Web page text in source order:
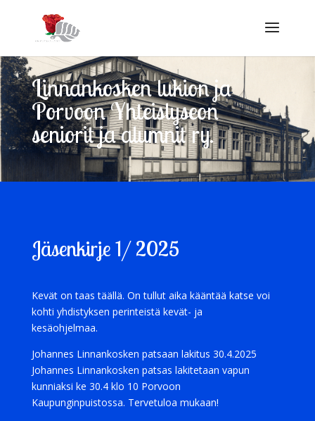
Linnankosken lukion ja
Porvoon Yhteislyseon
seniorit ja alumnit ry.
Jäsenkirje 1/ 2025
Kevät on taas täällä. On tullut aika kääntää katse voi
kohti yhdistyksen perinteistä kevät- ja
kesäohjelmaa.
Johannes Linnankosken patsaan lakitus 30.4.2025
Johannes Linnankosken patsas lakitetaan vapun
kunniaksi ke 30.4 klo 10 Porvoon
Kaupunginpuistossa. Tervetuloa mukaan!